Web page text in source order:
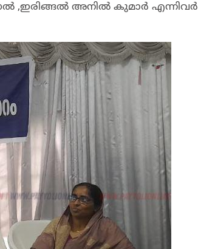
,ഇരിങ്ങൽ അനിൽ കുമാർ എന്നിവർ